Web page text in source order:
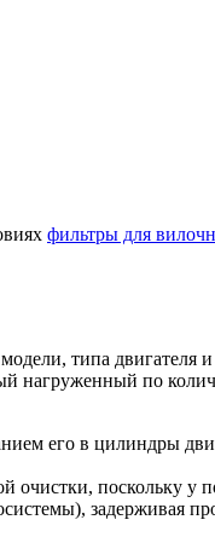
фильтры для
типа
нагруженный по
его в цилиндры
поскольку у
задерживая